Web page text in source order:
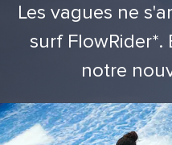
Les vagues ne
surf FlowRider*.
notre